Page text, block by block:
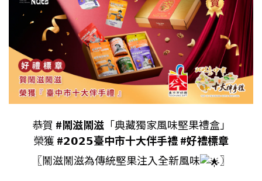
恭賀 #鬧滋鬧滋「典藏獨家風味堅果禮盒」
榮獲#𝟮𝟬𝟮𝟱臺中市十大伴手禮#好禮標章
〖鬧滋鬧滋為傳統堅果注入全新風味
〗